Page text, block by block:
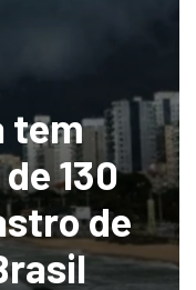
tem
130
de